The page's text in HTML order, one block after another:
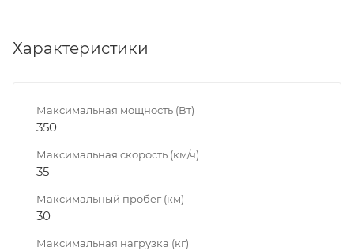
Характеристики
Максимальная мощность (Вт)
350
Максимальная скорость (км/ч)
35
Максимальный пробег (км)
30
Максимальная нагрузка (кг)